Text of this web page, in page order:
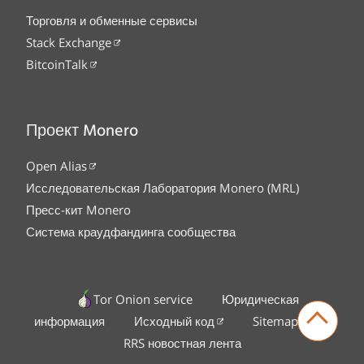
Торговля и обменные сервисы
Stack Exchange
BitcoinTalk
Проект Monero
Open Alias
Исследовательская Лаборатория Monero (MRL)
Пресс-кит Monero
Система краудфандинга сообщества
Tor Onion service
Юридическая
информация
Исходный код
Sitemap
RRS новостная лента